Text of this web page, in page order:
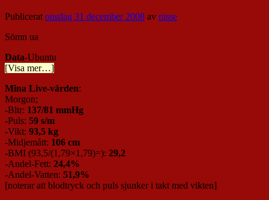
Publiceratonsdag 31 december 2008 av nisse
Sömn ua
Data-Ubuntu
[Visa mer…]
Mina Live-värden:
Morgon;
-Bltr: 137/81 mmHg
-Puls: 59 s/m
-Vikt: 93,5 kg
-Midjemått: 106 cm
-BMI (93,5/(1,79×1,79)=): 29,2
-Andel-Fett: 24,4%
-Andel-Vatten: 51,9%
[noterar att blodtryck och puls sjunker i takt med vikten]